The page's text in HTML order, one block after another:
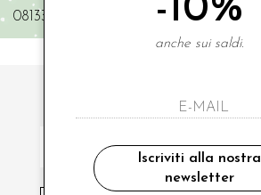
0813331162
ISCRIVITI ALLA NOSTRA
ho letto ed accettato le condizioni sulla privacy.
-10%
anche sui saldi.
Iscriviti alla nostra
newsletter